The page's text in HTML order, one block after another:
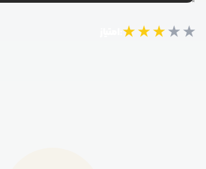
★★★★★